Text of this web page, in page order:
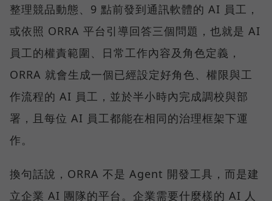
整理競品動態、9 點前發到通訊軟體的 AI 員工，
或依照 ORRA 平台引導回答三個問題，也就是 AI
員工的權責範圍、日常工作內容及角色定義，
ORRA 就會生成一個已經設定好角色、權限與工
作流程的 AI 員工，並於半小時內完成調校與部
署，且每位 AI 員工都能在相同的治理框架下運
作。
換句話說，ORRA 不是 Agent 開發工具，而是建
立企業 AI 團隊的平台。企業需要什麼樣的 AI 人